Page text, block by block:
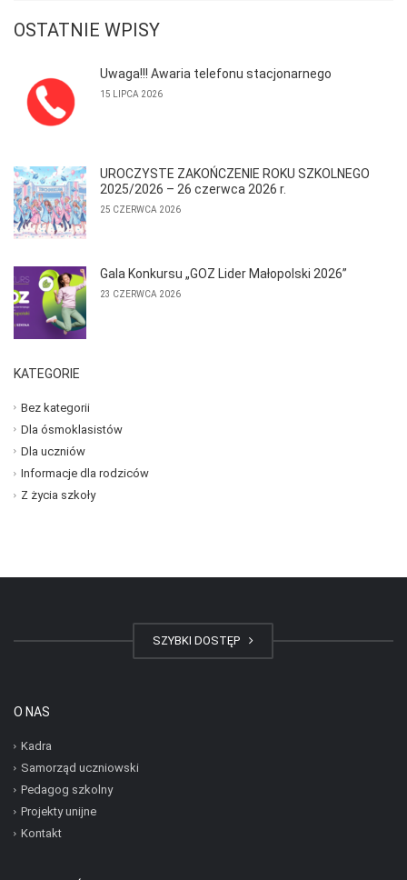
OSTATNIE WPISY
Uwaga!!! Awaria telefonu stacjonarnego
15 LIPCA 2026
UROCZYSTE ZAKOŃCZENIE ROKU SZKOLNEGO
2025/2026 – 26 czerwca 2026 r.
25 CZERWCA 2026
Gala Konkursu „GOZ Lider Małopolski 2026”
23 CZERWCA 2026
KATEGORIE
Bez kategorii
Dla ósmoklasistów
Dla uczniów
Informacje dla rodziców
Z życia szkoły
SZYBKI DOSTĘP
O NAS
Kadra
Samorząd uczniowski
Pedagog szkolny
Projekty unijne
Kontakt